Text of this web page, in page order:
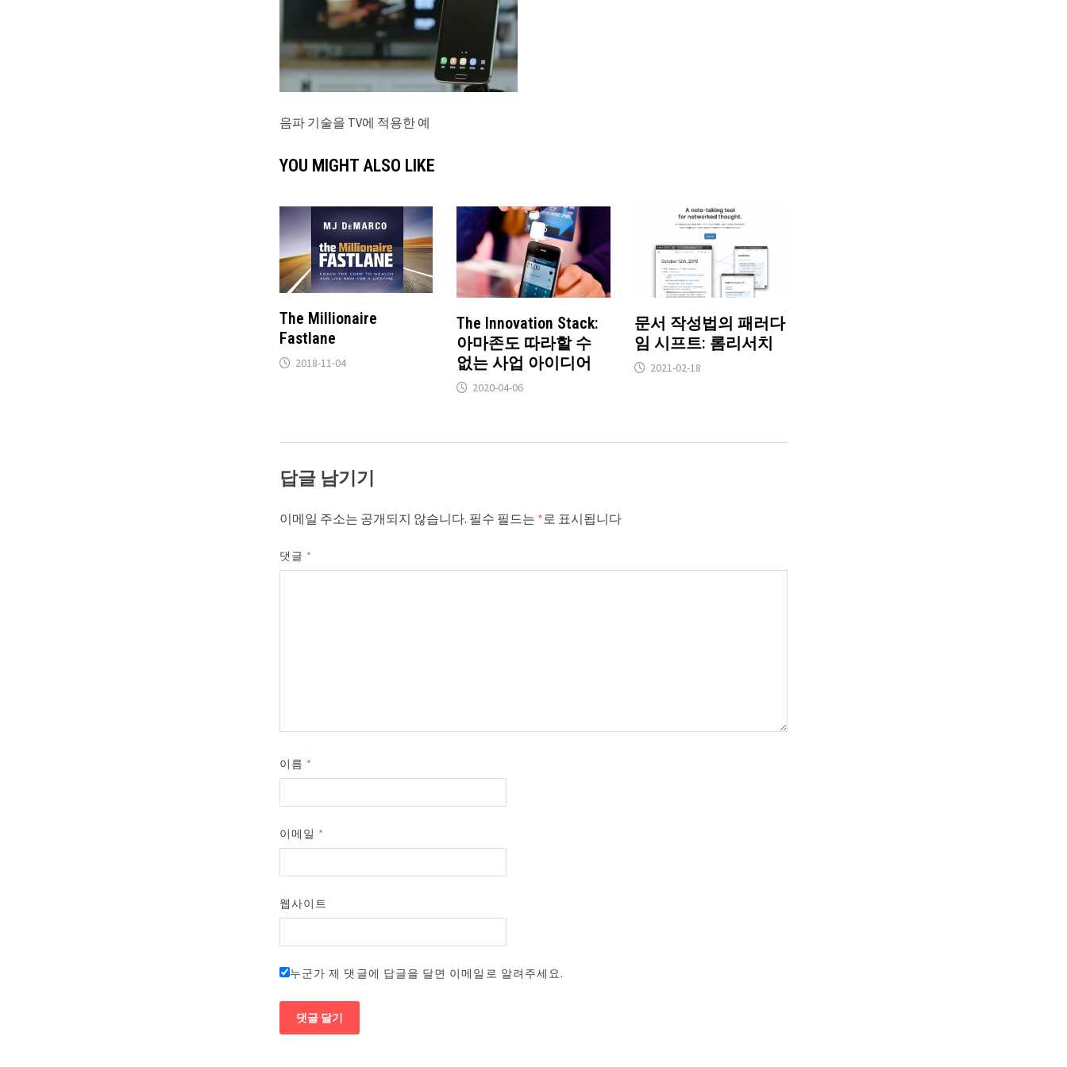
음파 기술을 TV에 적용한 예
YOU MIGHT ALSO LIKE
The Millionaire
Fastlane
2018-11-04
The Innovation Stack:
아마존도 따라할 수
없는 사업 아이디어
2020-04-06
문서 작성법의 패러다
임 시프트: 롬리서치
2021-02-18
답글 남기기
이메일 주소는 공개되지 않습니다. 필수 필드는 *로 표시됩니다
댓글 *
이름 *
이메일 *
웹사이트
누군가 제 댓글에 답글을 달면 이메일로 알려주세요.